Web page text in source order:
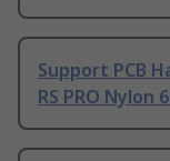
Support PCB
RS PRO Nylon